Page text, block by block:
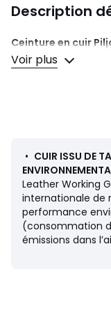
Description
Ceinture en cuir
Référence 5774411
• 100% cuir
• Pour l'entretien,
figurant sur
Couleurs Noir,
Tailles 80 cm, 85
Voir plus
• CUIR ISSU DE
Leather Working
internationale de
performance
(consommation
émissions dans